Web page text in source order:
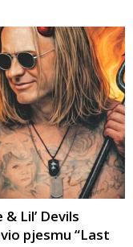
Lil’ Devils
pjesmu “Last